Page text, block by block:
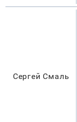
Сергей Смаль